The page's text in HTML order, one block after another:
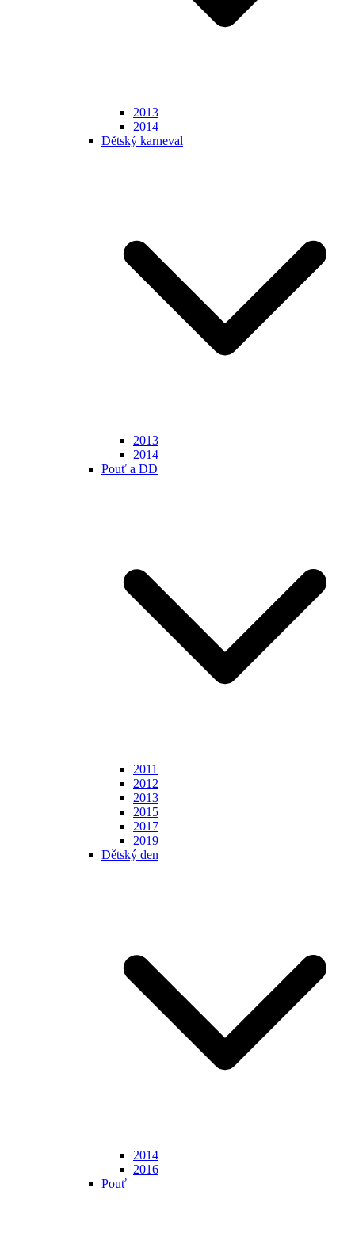
2013
2014
Dětský karneval
2013
2014
Pouť a DD
2011
2012
2013
2015
2017
2019
Dětský den
2014
2016
Pouť